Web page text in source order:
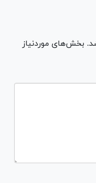
بخش‌های موردنیاز